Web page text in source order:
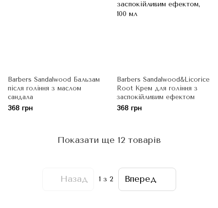
Barbers Sandalwood Бальзам
після гоління з маслом
сандала
368 грн
Barbers Sandalwood&Licorice
Root Крем для гоління з
заспокійливим ефектом
368 грн
Показати ще 12 товарів
Назад 1 з 2 Вперед